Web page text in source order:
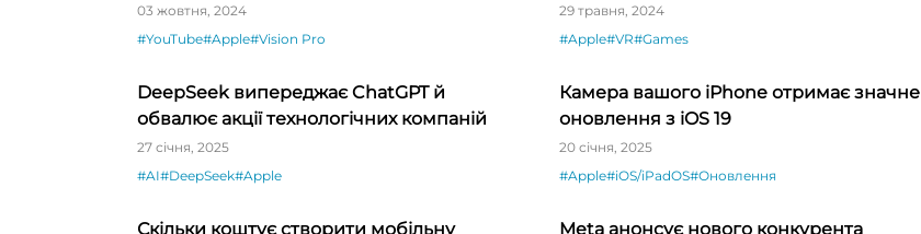
03 жовтня, 2024
#YouTube#Apple#Vision Pro
29 травня, 2024
#Apple#VR#Games
DeepSeek випереджає ChatGPT й
обвалює акції технологічних компаній
27 січня, 2025
#AI#DeepSeek#Apple
Камера вашого iPhone отримає значне
оновлення з iOS 19
20 січня, 2025
#Apple#iOS/iPadOS#Оновлення
Скільки коштує створити мобільну Meta анонсує нового конкурента